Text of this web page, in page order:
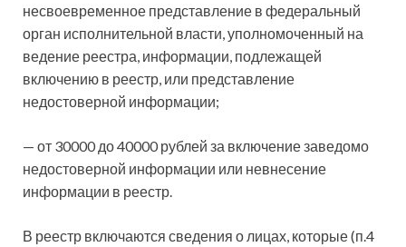
несвоевременное представление в федеральный
орган исполнительной власти, уполномоченный на
ведение реестра, информации, подлежащей
включению в реестр, или представление
недостоверной информации;
— от 30000 до 40000 рублей за включение заведомо
недостоверной информации или невнесение
информации в реестр.
В реестр включаются сведения о лицах, которые (п.4